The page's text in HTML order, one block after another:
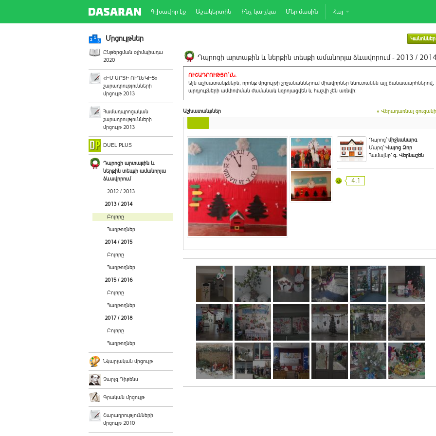
Գլխավոր էջ Աշակերտին Ինչ կա-չկա Մեր մասին Հայ
Մրցույթներ Կանոններ
Ընթերցման օլիմպիադա
2020
«ԻՄ ՍՐՏԻ ՈՒՂԵԿԻՑ»
շարադրությունների
մրցույթ 2013
Համադպրոցական
շարադրությունների
մրցույթ 2013
DUEL PLUS
Դպրոցի արտաքին և
ներքին տեսքի ամանորյա
ձևավորում
2012 / 2013
2013 / 2014
Բոլորը
Հաղթողներ
2014 / 2015
Բոլորը
Հաղթողներ
2015 / 2016
Բոլորը
Հաղթողներ
2017 / 2018
Բոլորը
Հաղթողներ
Նկարչական մրցույթ
Չարլզ Դիքենս
Գրական մրցույթ
Շարադրությունների
մրցույթ 2010
Դպրոցի արտաքին և ներքին տեսքի ամանորյա ձևավորում - 2013 / 2014
ՈՒՇԱԴՐՈՒԹՅՈ´ւՆ.
Այն աշխատանքներն, որոնք մրցույթի շրջանակներում միավորներ կկուտակեն այլ ճանապարհներով,
արդյուքների ամփոփման ժամանակ կզրոյացվեն և հաշվի չեն առնվի:
Աշխատանքներ « Վերադառնալ
Դպրոց`միջնակարգ
Մարզ`Վայոց Ձոր
Համայնք`գ. Վերնաշեն
4.1